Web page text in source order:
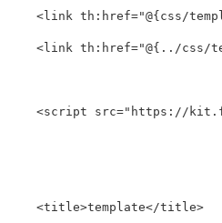
<link th:href="@{css/
<link th:href="@{../css/
<script src="https://
<title>template</title>